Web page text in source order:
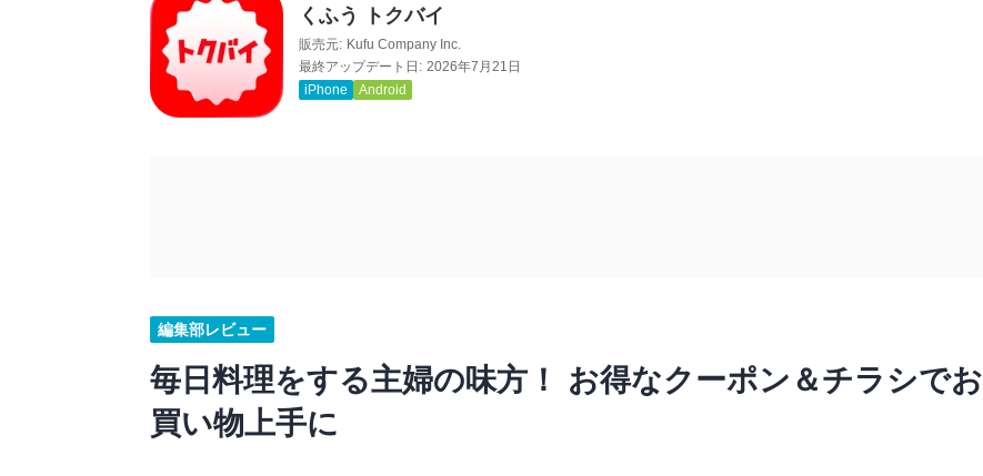
くふう トクバイ
販売元: Kufu Company Inc.
最終アップデート日: 2026年7月21日
iPhone
Android
編集部レビュー
毎日料理をする主婦の味方！ お得なクーポン＆チラシでお
買い物上手に